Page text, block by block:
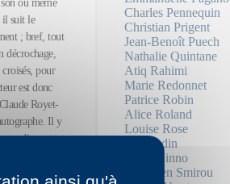
ou même
il suit le
; bref, tout
décrochage,
pour
est donc
Royet-
Il y
s’inventent
Charles Pennequin
Christian Prigent
Jean-Benoît Puech
Nathalie Quintane
Atiq Rahimi
Marie Redonnet
Patrice Robin
Alice Roland
Louise Rose
Éric Sadin
Neige Sinno
Sébastien Smirou